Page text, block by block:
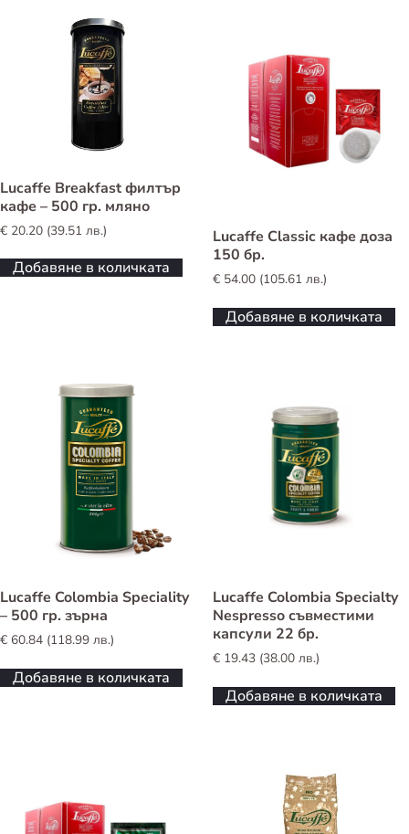
Lucaffe Breakfast филтър
кафе – 500 гр. мляно
€ 20.20 (39.51 лв.)
Добавяне в количката
Lucaffe Classic кафе доза
150 бр.
€54.00(105.61 лв.)
Добавяне в количката
Lucaffe Colombia Speciality
– 500 гр. зърна
€ 60.84 (118.99 лв.)
Добавяне в количката
Lucaffe Colombia Specialty
Nespresso съвместими
капсули 22 бр.
€19.43(38.00 лв.)
Добавяне в количката